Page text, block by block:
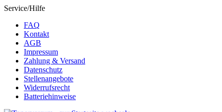
Service/Hilfe
FAQ
Kontakt
AGB
Impressum
Zahlung & Versand
Datenschutz
Stellenangebote
Widerrufsrecht
Batteriehinweise